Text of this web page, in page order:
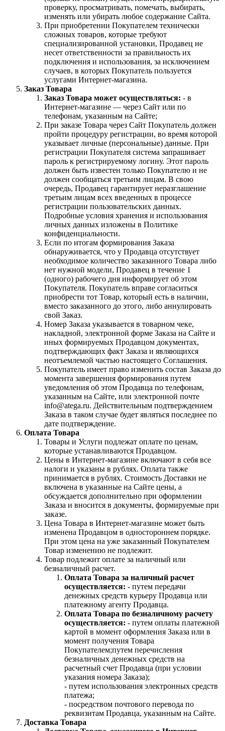
проверку, просматривать, помечать, выбирать,
изменять или убирать любое содержание Сайта.
При приобретении Покупателем технически
сложных товаров, которые требуют
специализированной установки, Продавец не
несет ответственности за правильность их
подключения и использования, за исключением
случаев, в которых Покупатель пользуется
услугами Интернет-магазина.
Заказ Товара
Заказ Товара может осуществляться: - в
Интернет-магазине — через Сайт или по
телефонам, указанным на Сайте;
При заказе Товара через Сайт Покупатель должен
пройти процедуру регистрации, во время которой
указывает личные (персональные) данные. При
регистрации Покупателя система запрашивает
пароль к регистрируемому логину. Этот пароль
должен быть известен только Покупателю и не
должен сообщаться третьим лицам. В свою
очередь, Продавец гарантирует неразглашение
третьим лицам всех введенных в процессе
регистрации пользовательских данных.
Подробные условия хранения и использования
личных данных изложены в Политике
конфиденциальности.
Если по итогам формирования Заказа
обнаруживается, что у Продавца отсутствует
необходимое количество заказанного Товара либо
нет нужной модели, Продавец в течение 1
(одного) рабочего дня информирует об этом
Покупателя. Покупатель вправе согласиться
приобрести тот Товар, который есть в наличии,
вместо заказанного до этого, либо аннулировать
свой Заказ.
Номер Заказа указывается в товарном чеке,
накладной, электронной форме Заказа на Сайте и
иных формируемых Продавцом документах,
подтверждающих факт Заказа и являющихся
неотъемлемой частью настоящего Соглашения.
Покупатель имеет право изменить состав Заказа до
момента завершения формирования путем
уведомления об этом Продавца по телефонам,
указанным на Сайте, или электронной почте
info@atega.ru. Действительным подтверждением
Заказа в таком случае будет являться последнее по
дате подтверждение.
Оплата Товара
Товары и Услуги подлежат оплате по ценам,
которые устанавливаются Продавцом.
Цены в Интернет-магазине включают в себя все
налоги и указаны в рублях. Оплата также
принимается в рублях. Стоимость Доставки не
включена в указанные на Сайте цены, а
обсуждается дополнительно при оформлении
Заказа и вносится в документы, формируемые при
заказе.
Цена Товара в Интернет-магазине может быть
изменена Продавцом в одностороннем порядке.
При этом цена на уже заказанный Покупателем
Товар изменению не подлежит.
Товар подлежит оплате за наличный или
безналичный расчет.
Оплата Товара за наличный расчет
осуществляется: - путем передачи
денежных средств курьеру Продавца или
платежному агенту Продавца.
Оплата Товара по безналичному расчету
осуществляется: - путем оплаты платежной
картой в момент оформления Заказа или в
момент получения Товара
Покупателем;путем перечисления
безналичных денежных средств на
расчетный счет Продавца (при условии
указания номера Заказа);
- путем использования электронных средств
платежа;
- посредством почтового перевода по
реквизитам Продавца, указанным на Сайте.
Доставка Товара